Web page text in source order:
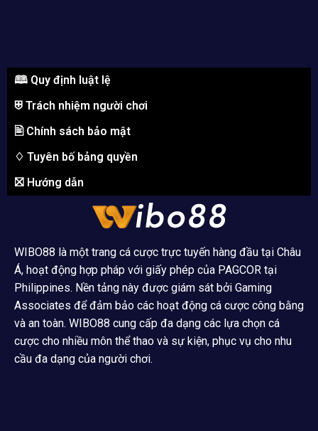
🕮 Quy định luật lệ
⛨ Trách nhiệm người chơi
🖹 Chính sách bảo mật
♢ Tuyên bố bảng quyền
⛝ Hướng dẫn
WIBO88 là một trang cá cược trực tuyến hàng đầu tại Châu
Á, hoạt động hợp pháp với giấy phép của PAGCOR tại
Philippines. Nền tảng này được giám sát bởi Gaming
Associates để đảm bảo các hoạt động cá cược công bằng
và an toàn. WIBO88 cung cấp đa dạng các lựa chọn cá
cược cho nhiều môn thể thao và sự kiện, phục vụ cho nhu
cầu đa dạng của người chơi.